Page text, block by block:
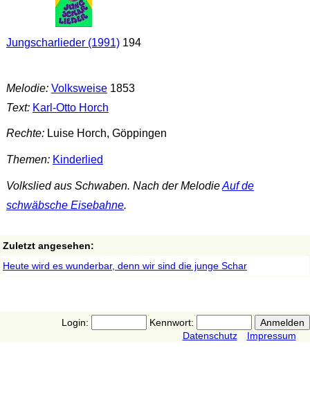
Jungscharlieder (1991)194
Melodie: Volksweise1853
Text: Karl-Otto Horch
Rechte:Luise Horch, Göppingen
Themen: Kinderlied
Volkslied aus Schwaben. Nach der MelodieAuf de
schwäbsche Eisebahne.
Zuletzt angesehen:
Heute wird es wunderbar, denn wir sind die junge Schar
Login:
Kennwort:
Datenschutz
Impressum